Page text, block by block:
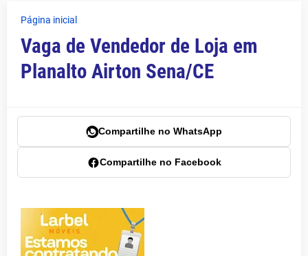
Página inicial
Vaga de Vendedor de Loja em
Planalto Airton Sena/CE
Compartilhe no WhatsApp
Compartilhe no Facebook